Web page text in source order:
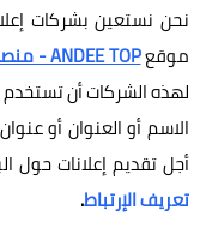
نحن نستعين بشركات
موقعANDEE TOP - منصة آندي توب للتعليم وتطوير الذات
لهذه الشركات أن تستخدم
الاسم أو العنوان أو
أجل تقديم إعلانات
تعريف الإرتباط.